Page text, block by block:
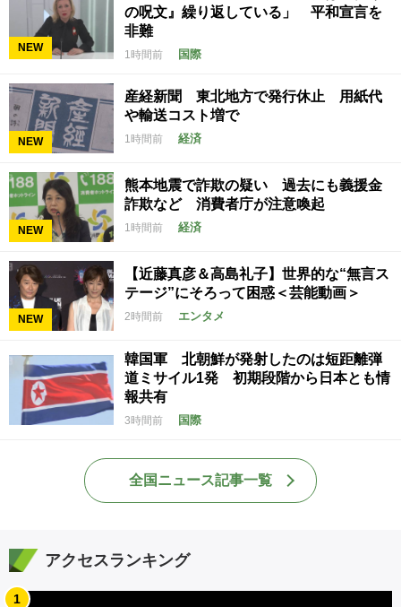
NEW
の呪文』繰り返している」 平和宣言を
非難
1時間前 国際
NEW
産経新聞 東北地方で発行休止 用紙代
や輸送コスト増で
1時間前 経済
NEW
熊本地震で詐欺の疑い 過去にも義援金
詐欺など 消費者庁が注意喚起
1時間前 経済
NEW
【近藤真彦＆高島礼子】世界的な“無言ス
テージ”にそろって困惑＜芸能動画＞
2時間前 エンタメ
韓国軍 北朝鮮が発射したのは短距離弾
道ミサイル1発 初期段階から日本とも情
報共有
3時間前 国際
全国ニュース記事一覧
アクセスランキング
1